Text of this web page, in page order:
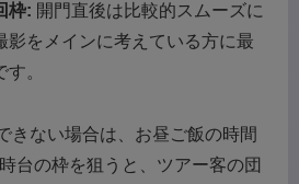
枠: 開門直後は比較的スムーズに
影をメインに考えている方に最
。
きない場合は、お昼ご飯の時間
台の枠を狙うと、ツアー客の団